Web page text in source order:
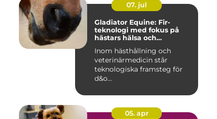
07. jul
Gladiator Equine: Fir-
teknologi med fokus på
hästars hälsa och
Inom hästhållning och
veterinärmedicin står
teknologiska framsteg för
d&o...
05. apr